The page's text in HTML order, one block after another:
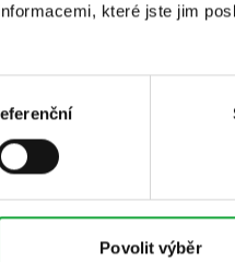
které jste jim
Povolit výběr